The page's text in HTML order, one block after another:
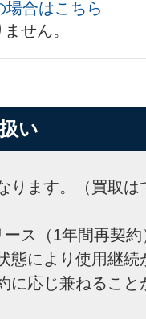
合はこちら
せん。
い
ります。（買取は
ス（1年間再契
態により使用継続
に応じ兼ねること